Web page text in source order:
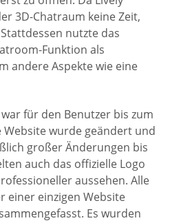
3D-Chatraum keine Zeit,
nutzte das
Funktion als
andere Aspekte wie eine
für den Benutzer bis zum
Website wurde geändert und
großer Änderungen bis
auch das offizielle Logo
aussehen. Alle
einer einzigen Website
Es wurden